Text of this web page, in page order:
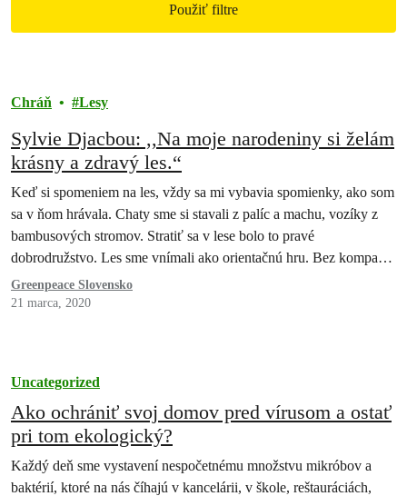
Použiť filtre
Chráň Lesy
Sylvie Djacbou: ,,Na moje narodeniny si želám
krásny a zdravý les.“
Keď si spomeniem na les, vždy sa mi vybavia spomienky, ako som
sa v ňom hrávala. Chaty sme si stavali z palíc a machu, vozíky z
bambusových stromov. Stratiť sa v lese bolo to pravé
dobrodružstvo. Les sme vnímali ako orientačnú hru. Bez kompasu
alebo GPS sme získavali orientačný zmysel.
Greenpeace Slovensko
21 marca, 2020
Uncategorized
Ako ochrániť svoj domov pred vírusom a ostať
pri tom ekologický?
Každý deň sme vystavení nespočetnému množstvu mikróbov a
baktérií, ktoré na nás číhajú v kancelárii, v škole, reštauráciách,